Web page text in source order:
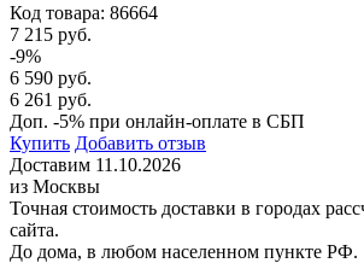
Код товара: 86664
7 215 руб.
-9%
6 590 руб.
6 261 руб.
Доп. -5% при онлайн-оплате в СБП
Купить Добавить отзыв
Доставим 11.10.2026
из Москвы
Точная стоимость доставки в городах
сайта.
До дома, в любом населенном пункте РФ.